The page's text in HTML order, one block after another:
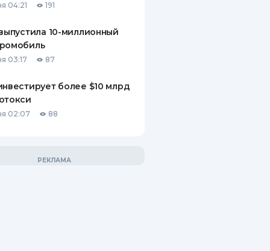
04:21 191
10-миллионный
03:17 87
более $10 млрд
02:07 88